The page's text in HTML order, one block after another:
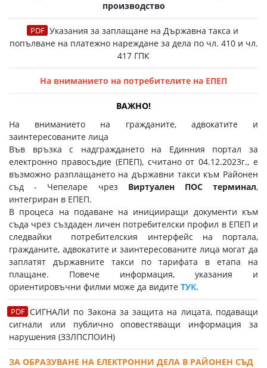
производство
Указания за заплащане на Държавна такса и
попълване на платежно нареждане за дела по чл. 410 и чл.
417 ГПК
На вниманието на потребителите на ЕПЕП
ВАЖНО!
На вниманието на гражданите, адвокатите и
заинтересованите лица
Във връзка с надграждането на Единния портал за
електронно правосъдие (ЕПЕП), считано от 04.12.2023г., е
възможно разплащането на държавни такси към Районен
съд - Чепеларе чрез Виртуален ПОС терминал,
интегриран в ЕПЕП.
В процеса на подаване на иницииращи документи към
съда чрез създаден личен потребителски профил в ЕПЕП и
следвайки потребителския интерфейс на портала,
гражданите, адвокатите и заинтересованите лица могат да
заплатят държавните такси по тарифата в етапа на
плащане. Повече информация, указания и
ориентировъчни филми може да видите ТУК.
СИГНАЛИ по Закона за защита на лицата, подаващи
сигнали или публично оповестяващи информация за
нарушения (ЗЗЛПСПОИН)
ЗА ОБРАЗУВАНЕ НА ЕЛЕКТРОННИ ДЕЛА В РАЙОНЕН СЪД